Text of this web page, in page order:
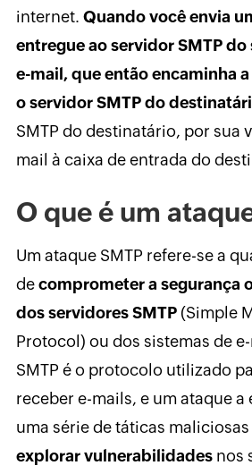
internet. Quando você envia
entregue ao servidor SMTP
e-mail, que então encaminha
o servidor SMTP do
SMTP do destinatário, por sua
mail à caixa de entrada do
O que é um
Um ataque SMTP refere-se a
decomprometer a segurança
dos servidores SMTP(Simple
Protocol) ou dos sistemas de
SMTP é o protocolo utilizado
receber e-mails, e um ataque a
uma série de táticas
explorar vulnerabilidadesnos